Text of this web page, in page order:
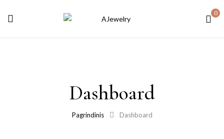
0
Dashboard
Pagrindinis Dashboard